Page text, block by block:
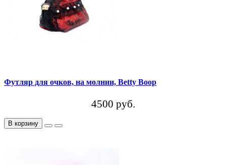
Футляр для очков, на молнии, Betty Boop
4500 руб.
В корзину